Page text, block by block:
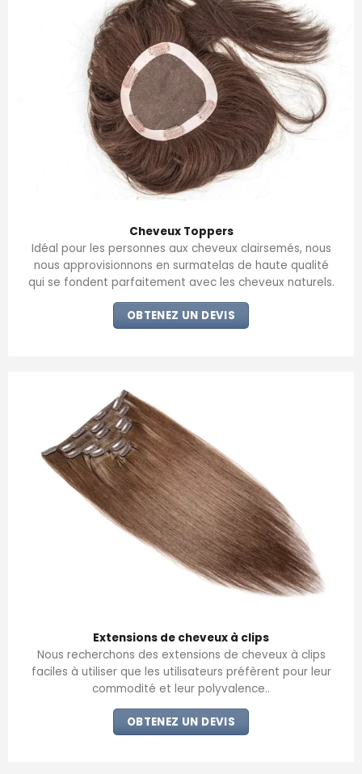
Cheveux Toppers
Idéal pour les personnes aux cheveux clairsemés, nous
nous approvisionnons en surmatelas de haute qualité
qui se fondent parfaitement avec les cheveux naturels.
OBTENEZ UN DEVIS
Extensions de cheveux à clips
Nous recherchons des extensions de cheveux à clips
faciles à utiliser que les utilisateurs préfèrent pour leur
commodité et leur polyvalence..
OBTENEZ UN DEVIS